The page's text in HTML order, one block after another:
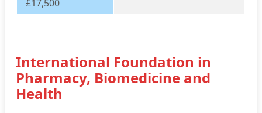
£17,500
International Foundation in
Pharmacy, Biomedicine and
Health